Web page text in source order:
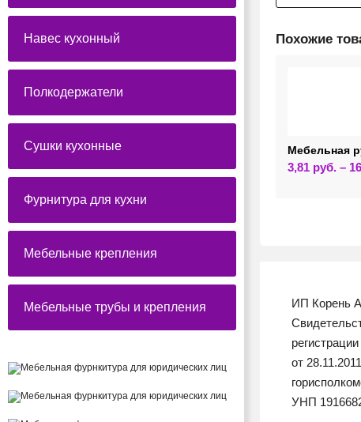
Навес кухонный
Полкодержатели
Сушки кухонные
Фурнитура для кухни
Мебельные крепления
Мебельные трубы и крепления
Похожие
Мебельная
3,81 руб. –
ИП Корень
от
УНП